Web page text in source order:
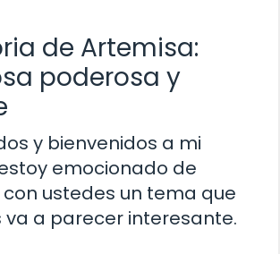
de Artemisa:
poderosa y
y bienvenidos a mi
emocionado de
ustedes un tema que
va a parecer interesante.